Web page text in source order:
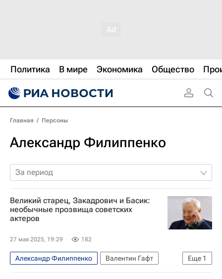
Политика В мире Экономика Общество
Главная / Персоны
Александр Филиппенко
За период
Великий старец, Закадрович и Басик:
необычные прозвища советских
актеров
27 мая 2025, 19:29 182
Еще 1
Александр Филиппенко
Валентин Гафт
Андрей Миронов